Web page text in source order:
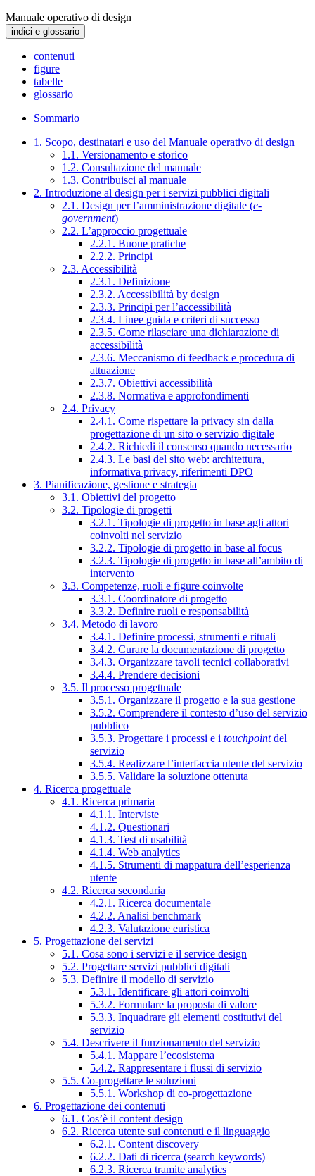
Manuale operativo di design
indici e glossario
contenuti
figure
tabelle
glossario
Sommario
1. Scopo, destinatari e uso del Manuale operativo di design
1.1. Versionamento e storico
1.2. Consultazione del manuale
1.3. Contribuisci al manuale
2. Introduzione al design per i servizi pubblici digitali
2.1. Design per l’amministrazione digitale (e-
government)
2.2. L’approccio progettuale
2.2.1. Buone pratiche
2.2.2. Principi
2.3. Accessibilità
2.3.1. Definizione
2.3.2. Accessibilità by design
2.3.3. Principi per l’accessibilità
2.3.4. Linee guida e criteri di successo
2.3.5. Come rilasciare una dichiarazione di
accessibilità
2.3.6. Meccanismo di feedback e procedura di
attuazione
2.3.7. Obiettivi accessibilità
2.3.8. Normativa e approfondimenti
2.4. Privacy
2.4.1. Come rispettare la privacy sin dalla
progettazione di un sito o servizio digitale
2.4.2. Richiedi il consenso quando necessario
2.4.3. Le basi del sito web: architettura,
informativa privacy, riferimenti DPO
3. Pianificazione, gestione e strategia
3.1. Obiettivi del progetto
3.2. Tipologie di progetti
3.2.1. Tipologie di progetto in base agli attori
coinvolti nel servizio
3.2.2. Tipologie di progetto in base al focus
3.2.3. Tipologie di progetto in base all’ambito di
intervento
3.3. Competenze, ruoli e figure coinvolte
3.3.1. Coordinatore di progetto
3.3.2. Definire ruoli e responsabilità
3.4. Metodo di lavoro
3.4.1. Definire processi, strumenti e rituali
3.4.2. Curare la documentazione di progetto
3.4.3. Organizzare tavoli tecnici collaborativi
3.4.4. Prendere decisioni
3.5. Il processo progettuale
3.5.1. Organizzare il progetto e la sua gestione
3.5.2. Comprendere il contesto d’uso del servizio
pubblico
3.5.3. Progettare i processi e i touchpointdel
servizio
3.5.4. Realizzare l’interfaccia utente del servizio
3.5.5. Validare la soluzione ottenuta
4. Ricerca progettuale
4.1. Ricerca primaria
4.1.1. Interviste
4.1.2. Questionari
4.1.3. Test di usabilità
4.1.4. Web analytics
4.1.5. Strumenti di mappatura dell’esperienza
utente
4.2. Ricerca secondaria
4.2.1. Ricerca documentale
4.2.2. Analisi benchmark
4.2.3. Valutazione euristica
5. Progettazione dei servizi
5.1. Cosa sono i servizi e il service design
5.2. Progettare servizi pubblici digitali
5.3. Definire il modello di servizio
5.3.1. Identificare gli attori coinvolti
5.3.2. Formulare la proposta di valore
5.3.3. Inquadrare gli elementi costitutivi del
servizio
5.4. Descrivere il funzionamento del servizio
5.4.1. Mappare l’ecosistema
5.4.2. Rappresentare i flussi di servizio
5.5. Co-progettare le soluzioni
5.5.1. Workshop di co-progettazione
6. Progettazione dei contenuti
6.1. Cos’è il content design
6.2. Ricerca utente sui contenuti e il linguaggio
6.2.1. Content discovery
6.2.2. Dati di ricerca (search keywords)
6.2.3. Ricerca tramite analytics